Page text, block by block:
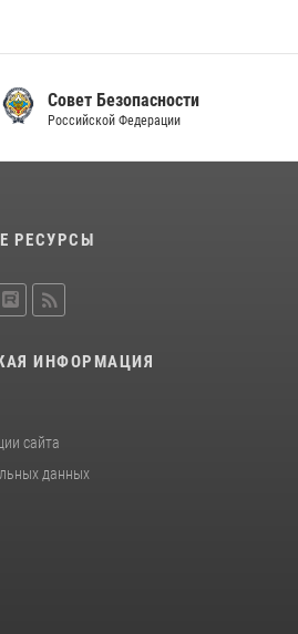
Безопасности
Федерации
РЕСУРСЫ
ИНФОРМАЦИЯ
сайта
данных